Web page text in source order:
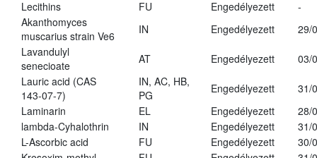
Lecithins
FU Engedélyezett
-
Akanthomyces
muscarius strain Ve6
IN Engedélyezett
29/
Lavandulyl
senecioate
AT Engedélyezett
03/
Lauric acid (CAS
143-07-7)
IN, AC, HB,
PG
Engedélyezett
31/
Laminarin
EL Engedélyezett
28/
lambda-Cyhalothrin
IN Engedélyezett
31/
L-Ascorbic acid
FU Engedélyezett
30/